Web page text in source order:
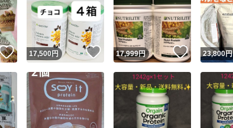
いいね！
17,500円 いいね！
17,999円 いいね！
23,800円